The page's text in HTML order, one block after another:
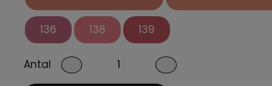
136 138 139
Antal